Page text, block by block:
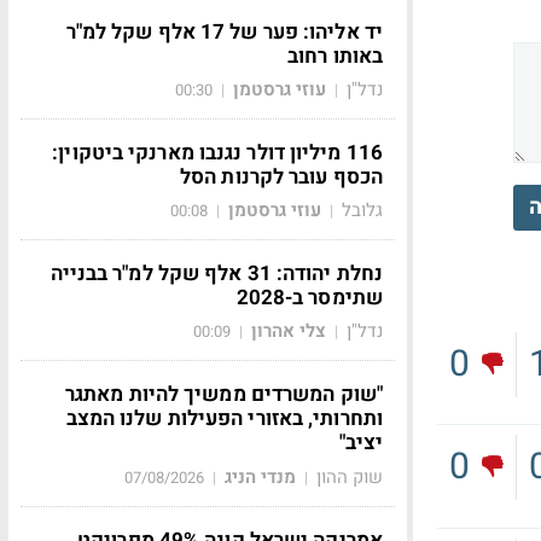
0
0
יד אליהו: פער של 17 אלף שקל למ"ר
באותו רחוב
נדל"ן | עוזי גרסטמן |
00:30
116 מיליון דולר נגנבו מארנקי ביטקוין:
הכסף עובר לקרנות הסל
גלובל | עוזי גרסטמן |
00:08
נחלת יהודה: 31 אלף שקל למ"ר בבנייה
שתימסר ב-2028
נדל"ן | צלי אהרון |
00:09
"שוק המשרדים ממשיך להיות מאתגר
ותחרותי, באזורי הפעילות שלנו המצב
יציב"
שוק ההון | מנדי הניג |
07/08/2026